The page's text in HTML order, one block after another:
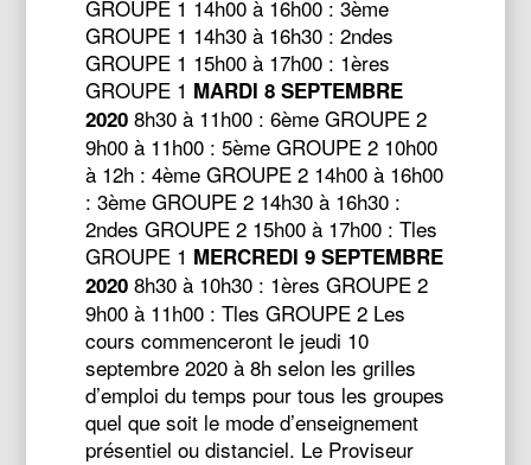
GROUPE 1 14h00 à 16h00 : 3ème
GROUPE 1 14h30 à 16h30 : 2ndes
GROUPE 1 15h00 à 17h00 : 1ères
GROUPE 1 MARDI 8 SEPTEMBRE
2020 8h30 à 11h00 : 6ème GROUPE 2
9h00 à 11h00 : 5ème GROUPE 2 10h00
à 12h : 4ème GROUPE 2 14h00 à 16h00
: 3ème GROUPE 2 14h30 à 16h30 :
2ndes GROUPE 2 15h00 à 17h00 : Tles
GROUPE 1 MERCREDI 9 SEPTEMBRE
2020 8h30 à 10h30 : 1ères GROUPE 2
9h00 à 11h00 : Tles GROUPE 2 Les
cours commenceront le jeudi 10
septembre 2020 à 8h selon les grilles
d’emploi du temps pour tous les groupes
quel que soit le mode d’enseignement
présentiel ou distanciel. Le Proviseur